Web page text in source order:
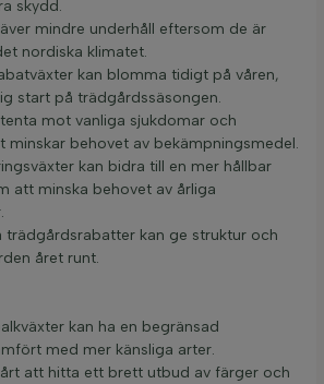
skydd.
mindre underhåll eftersom de är
nordiska klimatet.
kan blomma tidigt på våren,
start på trädgårdssäsongen.
mot vanliga sjukdomar och
minskar behovet av bekämpningsmedel.
kan bidra till en mer hållbar
att minska behovet av årliga
trädgårdsrabatter kan ge struktur och
året runt.
kan ha en begränsad
med mer känsliga arter.
att hitta ett brett utbud av färger och